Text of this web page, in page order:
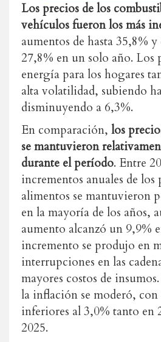
Los precios de los
vehículos fueron los más
aumentos de hasta 35,8% y
27,8% en un solo año. Los
energía para los hogares
alta volatilidad, subiendo
disminuyendo a 6,3%.
En comparación, los
se mantuvieron
durante el período. Entre
incrementos anuales de los
alimentos se mantuvieron
en la mayoría de los años,
aumento alcanzó un 9,9%
incremento se produjo en
interrupciones en las
mayores costos de
la inflación se moderó, con
inferiores al 3,0% tanto en
2025.